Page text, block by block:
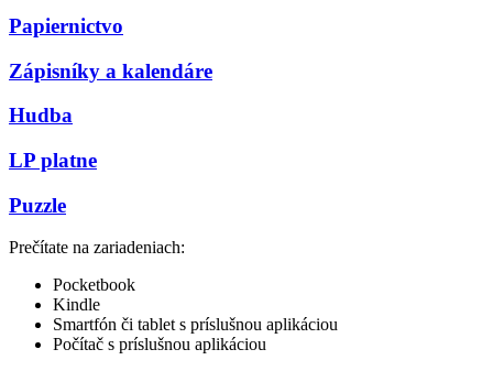
Papiernictvo
Zápisníky a kalendáre
Hudba
LP platne
Puzzle
Prečítate na zariadeniach:
Pocketbook
Kindle
Smartfón či tablet s príslušnou aplikáciou
Počítač s príslušnou aplikáciou